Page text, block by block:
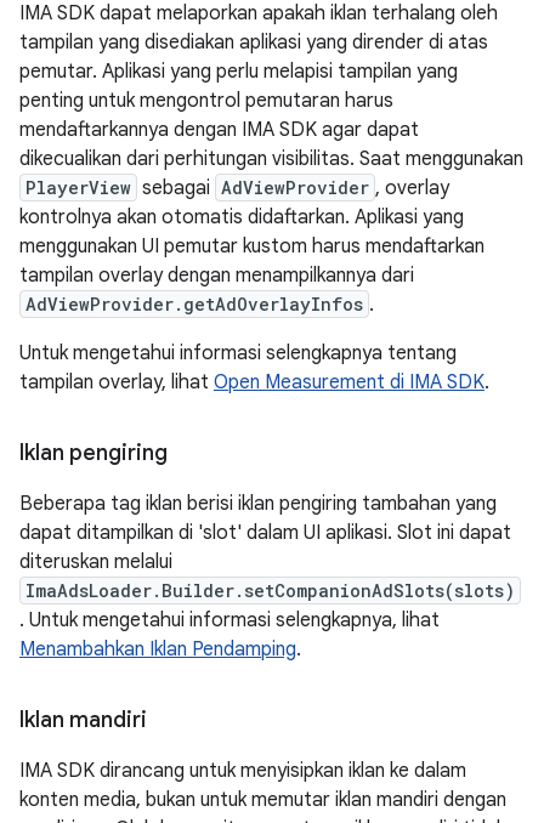
IMA SDK dapat melaporkan apakah iklan terhalang oleh
tampilan yang disediakan aplikasi yang dirender di atas
pemutar. Aplikasi yang perlu melapisi tampilan yang
penting untuk mengontrol pemutaran harus
mendaftarkannya dengan IMA SDK agar dapat
dikecualikan dari perhitungan visibilitas. Saat menggunakan
PlayerView sebagai AdViewProvider , overlay
kontrolnya akan otomatis didaftarkan. Aplikasi yang
menggunakan UI pemutar kustom harus mendaftarkan
tampilan overlay dengan menampilkannya dari
AdViewProvider.getAdOverlayInfos .
Untuk mengetahui informasi selengkapnya tentang
tampilan overlay, lihat Open Measurement di IMA SDK.
Iklan pengiring
Beberapa tag iklan berisi iklan pengiring tambahan yang
dapat ditampilkan di 'slot' dalam UI aplikasi. Slot ini dapat
diteruskan melalui
ImaAdsLoader.Builder.setCompanionAdSlots(slots)
. Untuk mengetahui informasi selengkapnya, lihat
Menambahkan Iklan Pendamping.
Iklan mandiri
IMA SDK dirancang untuk menyisipkan iklan ke dalam
konten media, bukan untuk memutar iklan mandiri dengan